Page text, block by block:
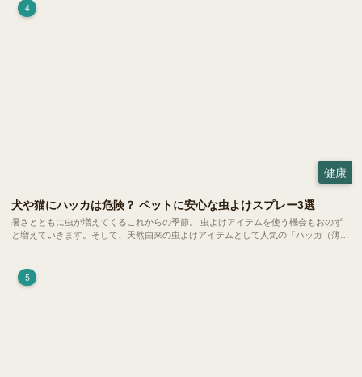
4
健康
犬や猫にハッカは危険？ ペットに安心な虫よけスプレー3選
暑さとともに虫が増えてくるこれからの季節。 虫よけアイテムを使う機会もおのず
と増えていきます。そして、天然由来の虫よけアイテムとして人気の「ハッカ（薄
5